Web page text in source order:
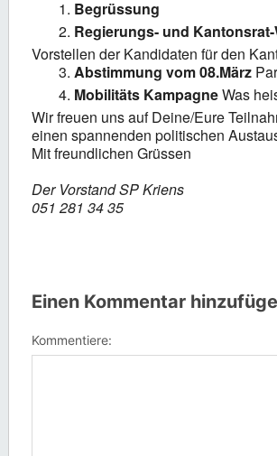
Begrüssung
Regierungs- und
Vorstellen der Kandidaten für den
Abstimmung vom 08.März
Mobilitäts KampagneWas
Wir freuen uns auf Deine/Eure
einen spannenden politischen
Mit freundlichen Grüssen
Der Vorstand SP Kriens
051 281 34 35
Einen Kommentar
Kommentiere: